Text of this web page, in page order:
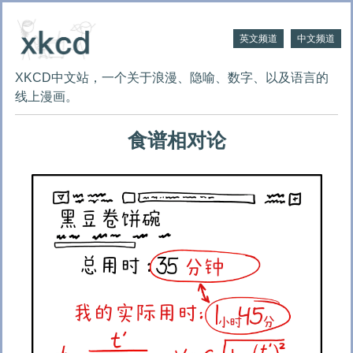
英文频道 中文频道
XKCD中文站，一个关于浪漫、隐喻、数字、以及语言的
线上漫画。
食谱相对论